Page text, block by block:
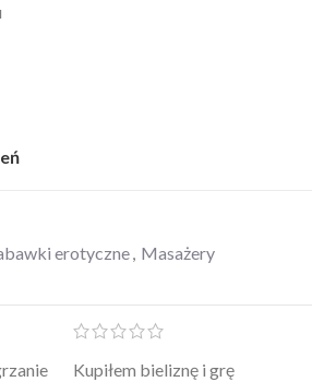
erotyczne, Masażery
Ten żel intymny to był